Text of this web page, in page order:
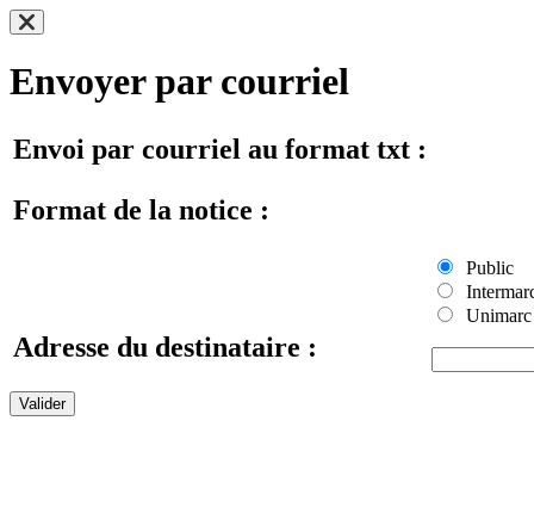
Envoyer par courriel
Envoi par courriel au format txt :
Format de la notice :
Public
Unimarc
Adresse du destinataire :